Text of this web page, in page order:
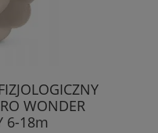
WONDER
6-18m